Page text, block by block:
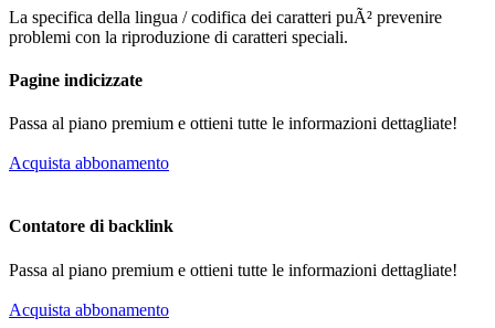
La specifica della lingua / codifica dei caratteri puÃ² prevenire
problemi con la riproduzione di caratteri speciali.
Pagine indicizzate
Passa al piano premium e ottieni tutte le informazioni dettagliate!
Acquista abbonamento
Contatore di backlink
Passa al piano premium e ottieni tutte le informazioni dettagliate!
Acquista abbonamento